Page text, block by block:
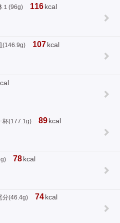
１(96g) 116kcal
(146.9g) 107kcal
杯(177.1g) 89kcal
78kcal
分(46.4g) 74kcal